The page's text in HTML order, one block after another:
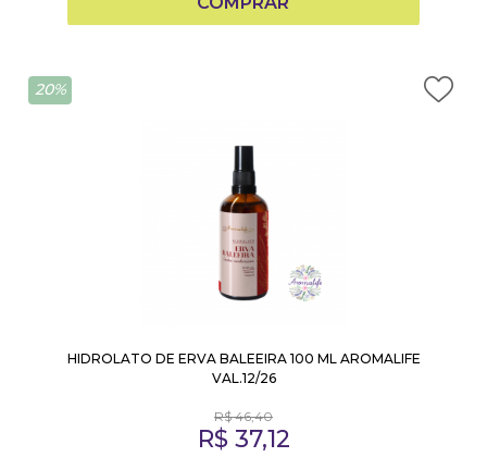
20%
HIDROLATO DE ERVA BALEEIRA 100 ML AROMALIFE
VAL.12/26
R$46,40
R$ 37,12